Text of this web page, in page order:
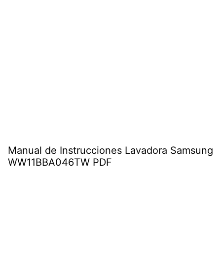
Manual de Instrucciones Lavadora Samsung
WW11BBA046TW PDF